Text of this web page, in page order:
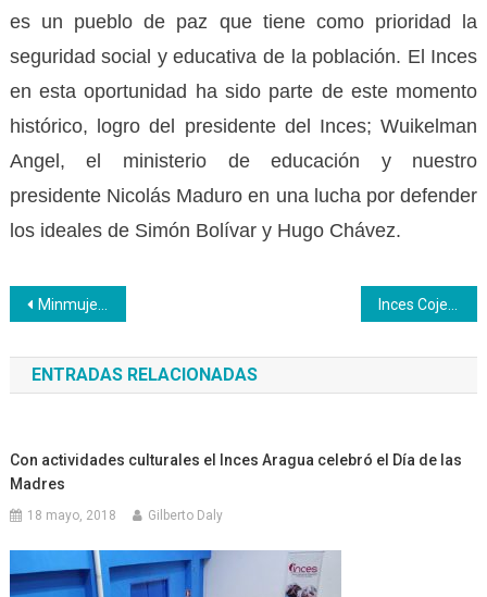
es un pueblo de paz que tiene como prioridad la
seguridad social y educativa de la población. El Inces
en esta oportunidad ha sido parte de este momento
histórico, logro del presidente del Inces; Wuikelman
Angel, el ministerio de educación y nuestro
presidente Nicolás Maduro en una lucha por defender
los ideales de Simón Bolívar y Hugo Chávez.
Navegación
de
entradas
Minmujer entregó créditos financieros a 2 mil mujeres acreditadas por Inces
ENTRADAS RELACIONADAS
Con actividades culturales el Inces Aragua celebró el Día de las
Madres
18 mayo, 2018 Gilberto Daly